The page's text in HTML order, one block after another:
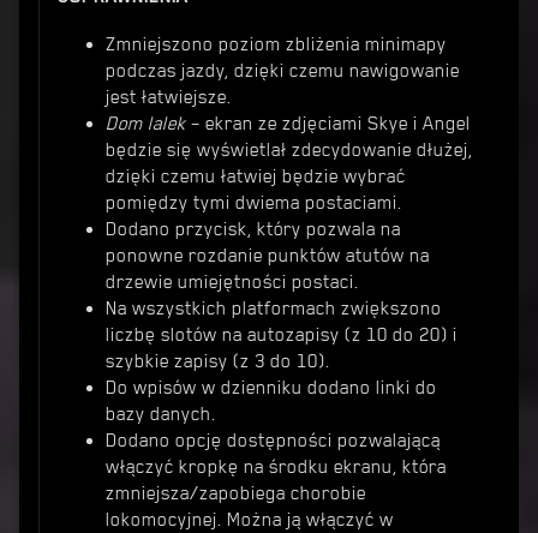
Zmniejszono poziom zbliżenia minimapy
podczas jazdy, dzięki czemu nawigowanie
jest łatwiejsze.
Dom lalek – ekran ze zdjęciami Skye i Angel
będzie się wyświetlał zdecydowanie dłużej,
dzięki czemu łatwiej będzie wybrać
pomiędzy tymi dwiema postaciami.
Dodano przycisk, który pozwala na
ponowne rozdanie punktów atutów na
drzewie umiejętności postaci.
Na wszystkich platformach zwiększono
liczbę slotów na autozapisy (z 10 do 20) i
szybkie zapisy (z 3 do 10).
Do wpisów w dzienniku dodano linki do
bazy danych.
Dodano opcję dostępności pozwalającą
włączyć kropkę na środku ekranu, która
zmniejsza/zapobiega chorobie
lokomocyjnej. Można ją włączyć w